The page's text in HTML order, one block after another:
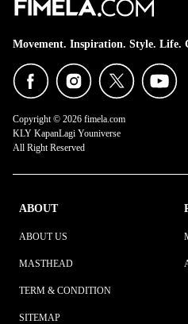
Movement. Inspiration. Style. Life.
Copyright © 2026 fimela.com
KLY KapanLagi Youniverse
All Right Reserved
ABOUT
ABOUT US
MASTHEAD
TERM & CONDITION
SITEMAP